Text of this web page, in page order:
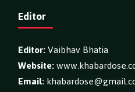
Editor
Editor:Vaibhav Bhatia
Website:
Email: